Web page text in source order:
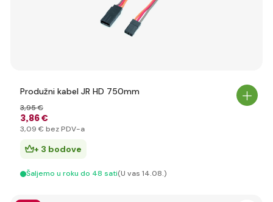
Produžni kabel JR HD 750mm
3,86 €
3,95 €
3,09 € bez PDV-a
+ 3 bodove
Šaljemo u roku do 48 sati(U vas 14.08.)